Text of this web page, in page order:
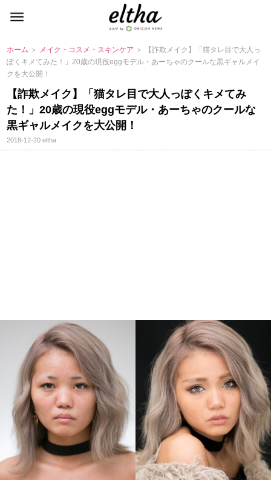
ホーム ＞ メイク・コスメ・スキンケア ＞ 【詐欺メイク】「猫タレ目で大人っ
ぽくキメてみた！」20歳の現役eggモデル・あーちゃのクールな黒ギャルメイ
クを大公開！
【詐欺メイク】「猫タレ目で大人っぽくキメてみ
た！」20歳の現役eggモデル・あーちゃのクールな
黒ギャルメイクを大公開！
2018-12-20eltha